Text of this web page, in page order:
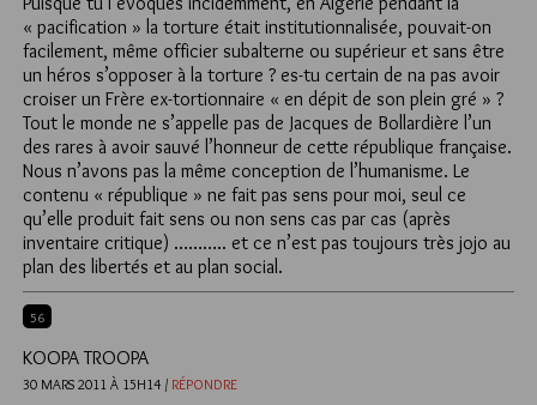
« pacification » la torture était institutionnalisée, pouvait-on
facilement, même officier subalterne ou supérieur et sans être
un héros s’opposer à la torture ? es-tu certain de na pas avoir
croiser un Frère ex-tortionnaire « en dépit de son plein gré » ?
Tout le monde ne s’appelle pas de Jacques de Bollardière l’un
des rares à avoir sauvé l’honneur de cette république française.
Nous n’avons pas la même conception de l’humanisme. Le
contenu « république » ne fait pas sens pour moi, seul ce
qu’elle produit fait sens ou non sens cas par cas (après
inventaire critique) ……….. et ce n’est pas toujours très jojo au
plan des libertés et au plan social.
56
KOOPA TROOPA
30 MARS 2011 À 15H14 / RÉPONDRE